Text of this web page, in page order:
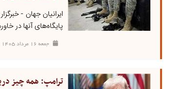
پایگاه‌های‌ آنها در
جمعه ۱۶ مرداد ۱۴۰۵
ترامپ: همه چیز